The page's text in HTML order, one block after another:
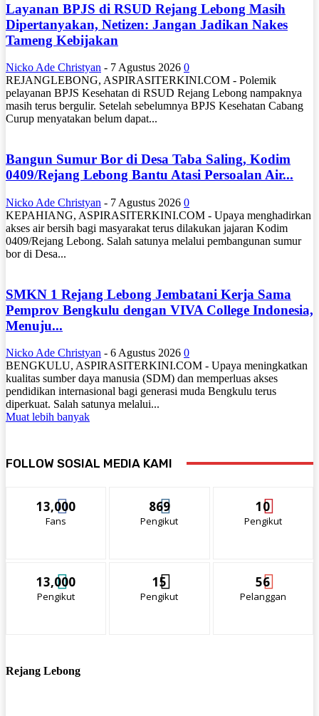
Layanan BPJS di RSUD Rejang Lebong Masih
Dipertanyakan, Netizen: Jangan Jadikan Nakes
Tameng Kebijakan
Nicko Ade Christyan - 7 Agustus 2026 0
REJANGLEBONG, ASPIRASITERKINI.COM - Polemik
pelayanan BPJS Kesehatan di RSUD Rejang Lebong nampaknya
masih terus bergulir. Setelah sebelumnya BPJS Kesehatan Cabang
Curup menyatakan belum dapat...
Bangun Sumur Bor di Desa Taba Saling, Kodim
0409/Rejang Lebong Bantu Atasi Persoalan Air...
Nicko Ade Christyan - 7 Agustus 2026 0
KEPAHIANG, ASPIRASITERKINI.COM - Upaya menghadirkan
akses air bersih bagi masyarakat terus dilakukan jajaran Kodim
0409/Rejang Lebong. Salah satunya melalui pembangunan sumur
bor di Desa...
SMKN 1 Rejang Lebong Jembatani Kerja Sama
Pemprov Bengkulu dengan VIVA College Indonesia,
Menuju...
Nicko Ade Christyan - 6 Agustus 2026 0
BENGKULU, ASPIRASITERKINI.COM - Upaya meningkatkan
kualitas sumber daya manusia (SDM) dan memperluas akses
pendidikan internasional bagi generasi muda Bengkulu terus
diperkuat. Salah satunya melalui...
Muat lebih banyak
FOLLOW SOSIAL MEDIA KAMI
13,000
Fans
869
Pengikut
10
Pengikut
13,000
Pengikut
15
Pengikut
56
Pelanggan
Rejang Lebong